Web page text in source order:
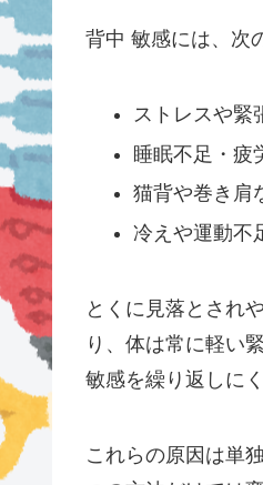
背中 敏感には、次
ストレスや緊
睡眠不足・疲
猫背や巻き肩
冷えや運動不
とくに見落とされ
り、体は常に軽い
敏感を繰り返しに
これらの原因は単